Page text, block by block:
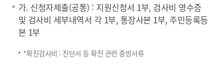
가. 신청자제출(공통) : 지원신청서 1부, 검사비 영수증
및 검사비 세부내역서 각 1부, 통장사본 1부, 주민등록등
본 1부
*확진검사비 : 진단서 등 확진 관련 증빙서류